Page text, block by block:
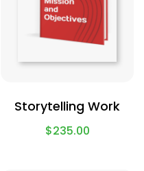
Storytelling Work
$235.00